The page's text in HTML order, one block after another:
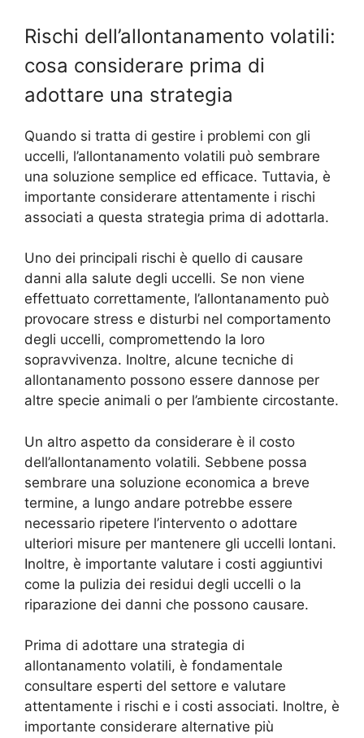
Rischi dell’allontanamento volatili:
cosa considerare prima di
adottare una strategia
Quando si tratta di gestire i problemi con gli
uccelli, l’allontanamento volatili può sembrare
una soluzione semplice ed efficace. Tuttavia, è
importante considerare attentamente i rischi
associati a questa strategia prima di adottarla.
Uno dei principali rischi è quello di causare
danni alla salute degli uccelli. Se non viene
effettuato correttamente, l’allontanamento può
provocare stress e disturbi nel comportamento
degli uccelli, compromettendo la loro
sopravvivenza. Inoltre, alcune tecniche di
allontanamento possono essere dannose per
altre specie animali o per l’ambiente circostante.
Un altro aspetto da considerare è il costo
dell’allontanamento volatili. Sebbene possa
sembrare una soluzione economica a breve
termine, a lungo andare potrebbe essere
necessario ripetere l’intervento o adottare
ulteriori misure per mantenere gli uccelli lontani.
Inoltre, è importante valutare i costi aggiuntivi
come la pulizia dei residui degli uccelli o la
riparazione dei danni che possono causare.
Prima di adottare una strategia di
allontanamento volatili, è fondamentale
consultare esperti del settore e valutare
attentamente i rischi e i costi associati. Inoltre, è
importante considerare alternative più